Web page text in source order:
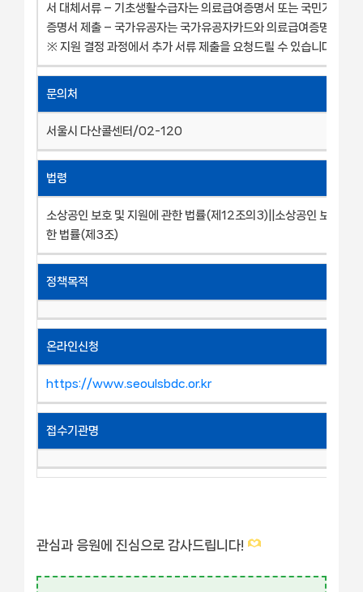
서 대체서류 – 기초생활수급자는 의료급여증명서 또는 국민기초생
증명서 제출 – 국가유공자는 국가유공자카드와 의료급여증명서 모
※ 지원 결정 과정에서 추가 서류 제출을 요청드릴 수 있습니다.
문의처
서울시 다산콜센터/02-120
법령
소상공인 보호 및 지원에 관한 법률(제12조의3)||소상공인 보호 및
한 법률(제3조)
정책목적
온라인신청
https://www.seoulsbdc.or.kr
접수기관명
관심과 응원에 진심으로 감사드립니다!